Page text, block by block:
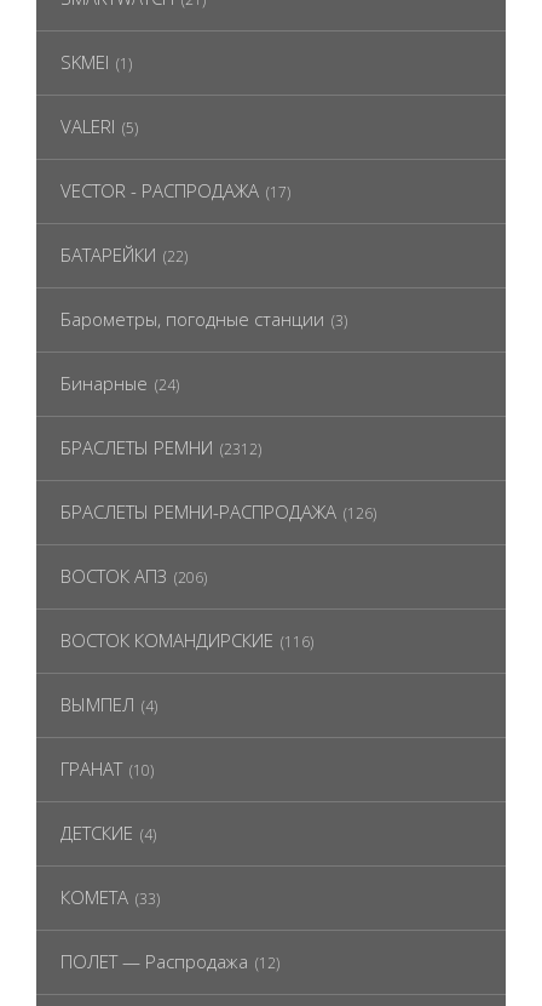
SKMEI (1)
VALERI (5)
VECTOR - РАСПРОДАЖА (17)
БАТАРЕЙКИ (22)
Барометры, погодные станции (3)
Бинарные (24)
БРАСЛЕТЫ РЕМНИ (2312)
БРАСЛЕТЫ РЕМНИ-РАСПРОДАЖА (126)
ВОСТОК АПЗ (206)
ВОСТОК КОМАНДИРСКИЕ (116)
ВЫМПЕЛ (4)
ГРАНАТ (10)
ДЕТСКИЕ (4)
КОМЕТА (33)
ПОЛЕТ — Распродажа (12)